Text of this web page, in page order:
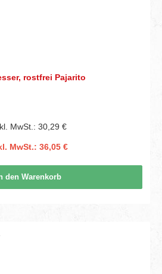
rostfrei Pajarito
MwSt.: 30,29 €
MwSt.: 36,05 €
den Warenkorb